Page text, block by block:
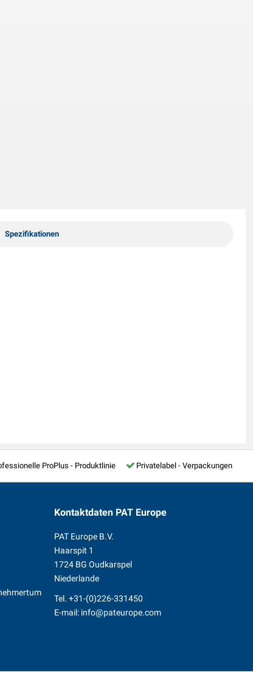
Spezifikationen
ProPlus - Produktlinie Privatelabel - Verpackungen
Kontaktdaten PAT Europe
PAT Europe B.V.
Haarspit 1
1724 BG Oudkarspel
Niederlande
Tel. +31-(0)226-331450
E-mail: info@pateurope.com